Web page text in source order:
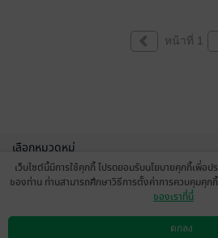
หน้าที่ 1
เลือกหมวดหมู่
บริการช่วยเหลือ
เว็บไซต์นี้มีการใช้คุกกี้ โปรดยอมรับนโยบายคุกกี้เพื่อ
ของท่าน ท่านสามารถศึกษาวิธีการตั้งค่าการควบคุมคุก
ของเราที่นี่
ตกลง